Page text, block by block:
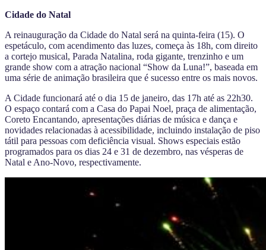
Cidade do Natal
A reinauguração da Cidade do Natal será na quinta-feira (15). O
espetáculo, com acendimento das luzes, começa às 18h, com direito
a cortejo musical, Parada Natalina, roda gigante, trenzinho e um
grande show com a atração nacional “Show da Luna!”, baseada em
uma série de animação brasileira que é sucesso entre os mais novos.
A Cidade funcionará até o dia 15 de janeiro, das 17h até as 22h30.
O espaço contará com a Casa do Papai Noel, praça de alimentação,
Coreto Encantando, apresentações diárias de música e dança e
novidades relacionadas à acessibilidade, incluindo instalação de piso
tátil para pessoas com deficiência visual. Shows especiais estão
programados para os dias 24 e 31 de dezembro, nas vésperas de
Natal e Ano-Novo, respectivamente.